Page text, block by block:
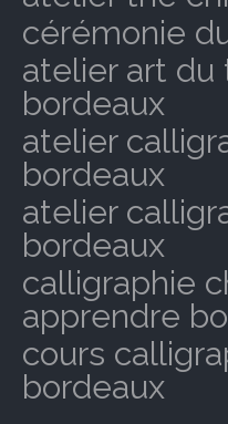
cérémonie
atelier art du
bordeaux
atelier
bordeaux
atelier
bordeaux
calligraphie
apprendre
cours
bordeaux